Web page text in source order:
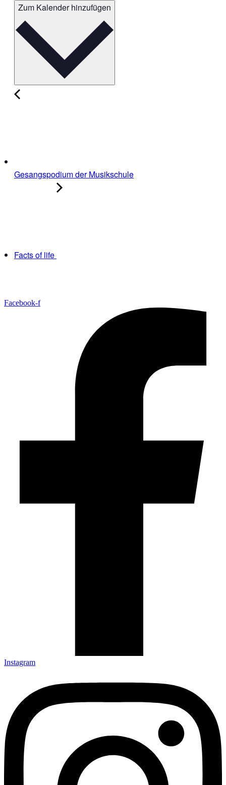
Gesangspodium der Musikschule
Facts of life
Facebook-f
Instagram